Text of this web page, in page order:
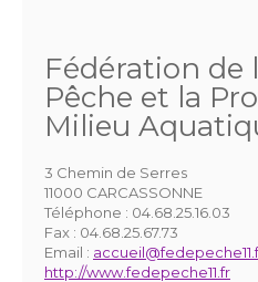
Fédération de
Pêche et la
Milieu
3 Chemin de Serres
11000 CARCASSONNE
Téléphone : 04.68.25.16.03
Fax : 04.68.25.67.73
Email :
http://www.fedepeche11.fr